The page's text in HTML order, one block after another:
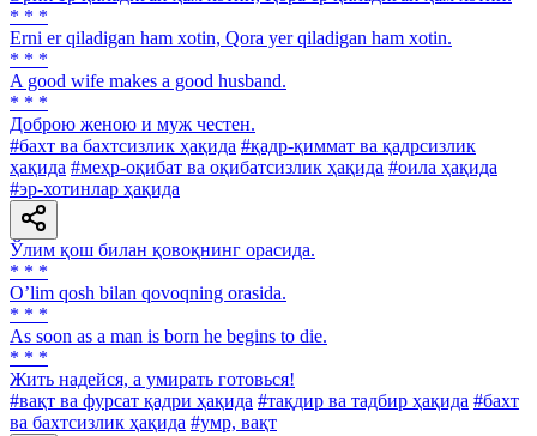
* * *
Erni er qiladigan ham xotin, Qora yer qiladigan ham xotin.
* * *
A good wife makes a good husband.
* * *
Доброю женою и муж честен.
#бахт ва бахтсизлик ҳақида #қадр-қиммат ва қадрсизлик
ҳақида #меҳр-оқибат ва оқибатсизлик ҳақида #оила ҳақида
#эр-хотинлар ҳақида
Ўлим қош билан қовоқнинг орасида.
* * *
Oʼlim qosh bilan qovoqning orasida.
* * *
As soon as a man is born he begins to die.
* * *
Жить надейся, а умирать готовься!
#вақт ва фурсат қадри ҳақида #тақдир ва тадбир ҳақида #бахт
ва бахтсизлик ҳақида #умр, вақт